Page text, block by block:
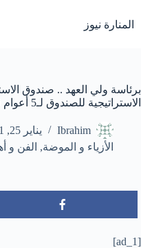
إلى
المحتوى
المنارة نيوز
برئاسة ولي العهد .. صندوق
الاستراتيجية للصندوق لـ5 أعوام قادمة
Ibrahim
يناير 25, 2021
الأزياء و الموضة, الفن و
[ad_1]